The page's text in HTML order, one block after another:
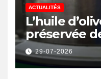
ACTUALITÉS
L’huile
préservée
surtaxes
Donald
29-07-2026